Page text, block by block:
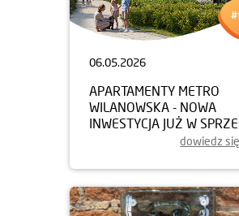
06.05.2026
APARTAMENTY METRO
WILANOWSKA - NOWA
INWESTYCJA JUŻ W
dowiedz